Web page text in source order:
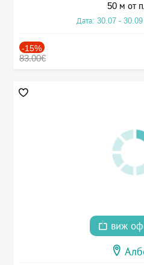
50 м от
Дата: 30.07 -
-15%
83.00€
виж